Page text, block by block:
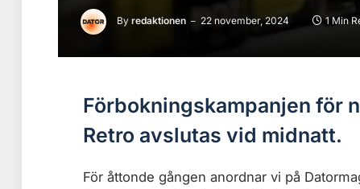
By redaktionen 22 november, 2024 1 Min
Förbokningskampanjen för
Retro avslutas vid midnatt.
För åttonde gången anordnar vi på